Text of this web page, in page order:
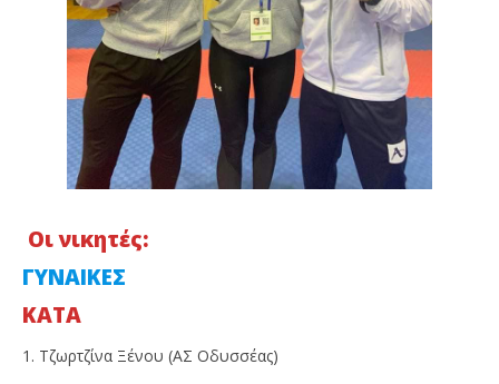
Οι νικητές:
ΓΥΝΑΙΚΕΣ
KATA
1. Τζωρτζίνα Ξένου (ΑΣ Οδυσσέας)